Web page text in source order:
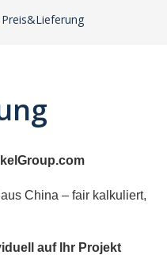
Preis&Lieferung
China – fair kalkuliert,
auf Ihr Projekt